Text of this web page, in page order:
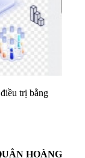
trị bằng
HOÀNG